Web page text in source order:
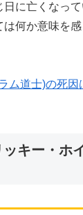
に亡くなっ
何か意味を
ム道士)の死因
キー・ホ